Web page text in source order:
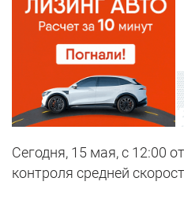
Сегодня, 15 мая, с 12:00
контроля средней